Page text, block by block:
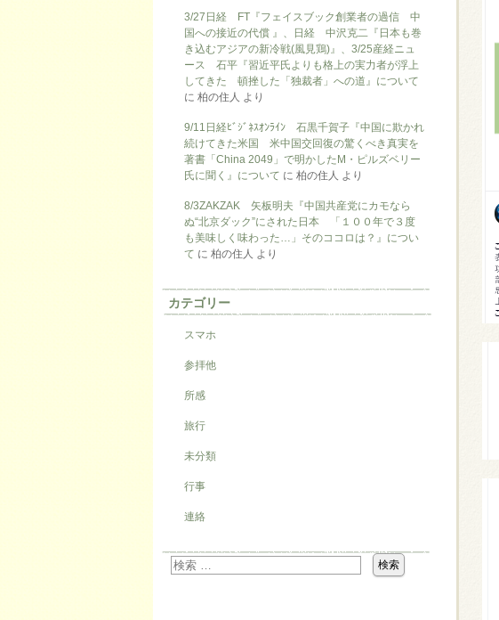
3/27日経 FT『フェイスブック創業者の過信 中
国への接近の代償 』、日経 中沢克二『日本も巻
き込むアジアの新冷戦(風見鶏)』、3/25産経ニュ
ース 石平『習近平氏よりも格上の実力者が浮上
してきた 頓挫した「独裁者」への道』について
に 柏の住人 より
9/11日経ﾋﾞｼﾞﾈｽｵﾝﾗｲﾝ 石黒千賀子『中国に欺かれ
続けてきた米国 米中国交回復の驚くべき真実を
著書「China 2049」で明かしたM・ピルズベリー
氏に聞く』について に 柏の住人 より
8/3ZAKZAK 矢板明夫『中国共産党にカモなら
ぬ“北京ダック”にされた日本 「１００年で３度
も美味しく味わった…」そのココロは？』につい
て に 柏の住人 より
カテゴリー
スマホ
参拝他
所感
旅行
未分類
行事
連絡